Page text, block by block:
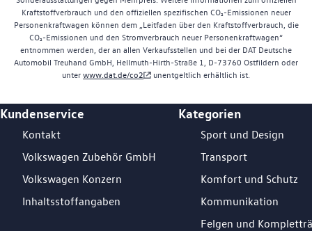
Kraftstoffverbrauch und den offiziellen spezifischen CO₂-Emissionen neuer
Personenkraftwagen können dem „Leitfaden über den Kraftstoffverbrauch, die
CO₂-Emissionen und den Stromverbrauch neuer Personenkraftwagen“
entnommen werden, der an allen Verkaufsstellen und bei der DAT Deutsche
Automobil Treuhand GmbH, Hellmuth-Hirth-Straße 1, D-73760 Ostfildern oder
unterwww.dat.de/co2 unentgeltlich erhältlich ist.
Footer Teaser
Kundenservice
Kontakt
Volkswagen Zubehör GmbH
Volkswagen Konzern
Inhaltsstoffangaben
Kategorien
Sport und Design
Transport
Komfort und Schutz
Kommunikation
Felgen und